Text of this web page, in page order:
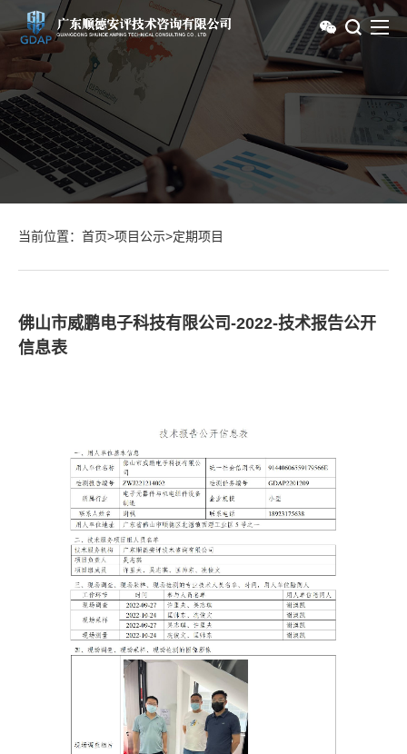
当前位置： 首页>项目公示>定期项目
佛山市威鹏电子科技有限公司-2022-技术报告公开
信息表